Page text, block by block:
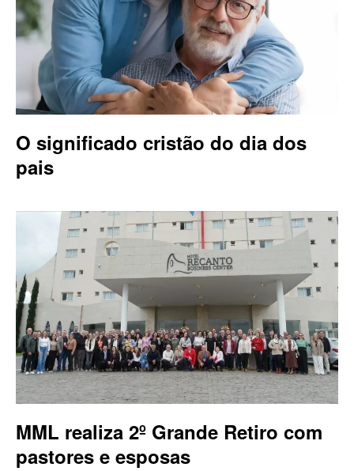
O significado cristão do dia dos
pais
MML realiza 2º Grande Retiro com
pastores e esposas